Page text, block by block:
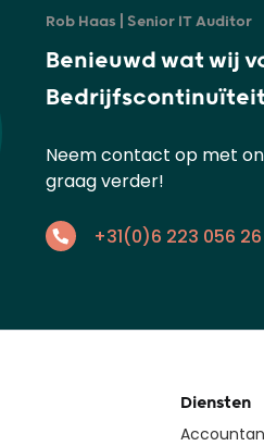
Rob Haas | Senior IT Auditor
Benieuwd wat wij
Neem contact op met
graag verder!
+31(0)6 223 056 26
Diensten